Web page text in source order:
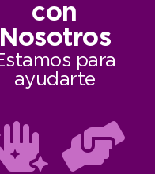
con
Nosotros
para
ayudarte